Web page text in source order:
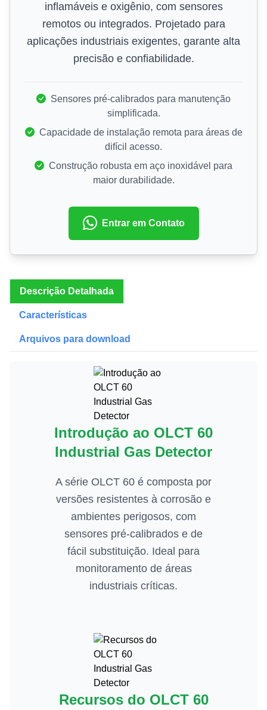
inflamáveis e oxigênio, com sensores
remotos ou integrados. Projetado para
aplicações industriais exigentes, garante alta
precisão e confiabilidade.
Sensores pré-calibrados para manutenção
simplificada.
Capacidade de instalação remota para áreas de
difícil acesso.
Construção robusta em aço inoxidável para
maior durabilidade.
Entrar em Contato
Descrição Detalhada
Características
Arquivos para download
Introdução ao OLCT 60
Industrial Gas Detector
A série OLCT 60 é composta por
versões resistentes à corrosão e
ambientes perigosos, com
sensores pré-calibrados e de
fácil substituição. Ideal para
monitoramento de áreas
industriais críticas.
Recursos do OLCT 60